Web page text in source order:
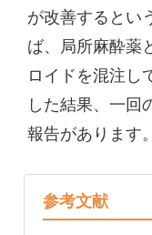
が改善するとい
ば、局所麻酔薬
ロイドを混注し
した結果、一回
報告があります。
参考文献